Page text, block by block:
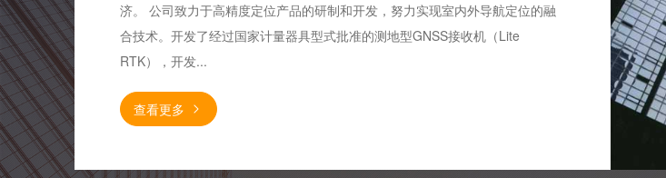
济。 公司致力于高精度定位产品的研制和开发，努力实现室内外导航定位的融
合技术。开发了经过国家计量器具型式批准的测地型GNSS接收机（Lite
RTK），开发...
查看更多